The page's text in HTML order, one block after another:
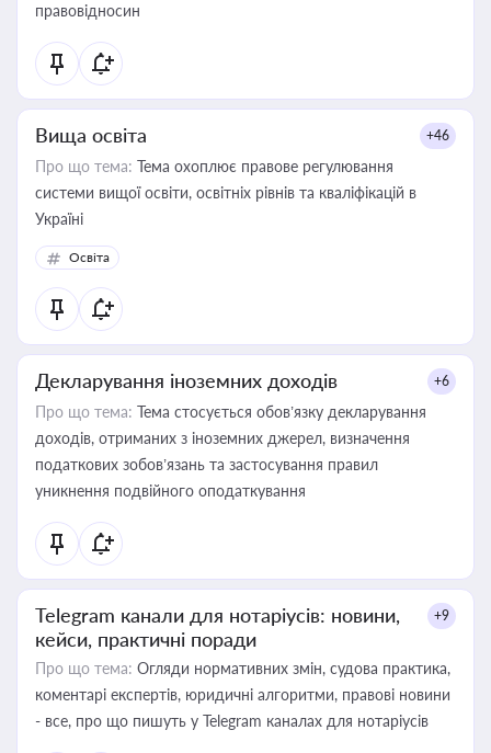
правовідносин
Вища освіта +46
Про що тема: Тема охоплює правове регулювання
системи вищої освіти, освітніх рівнів та кваліфікацій в
Україні
Освіта
Декларування іноземних доходів +6
Про що тема: Тема стосується обов’язку декларування
доходів, отриманих з іноземних джерел, визначення
податкових зобов’язань та застосування правил
уникнення подвійного оподаткування
Telegram канали для нотаріусів: новини,
кейси, практичні поради
+9
Про що тема: Огляди нормативних змін, судова практика,
коментарі експертів, юридичні алгоритми, правові новини
- все, про що пишуть у Telegram каналах для нотаріусів